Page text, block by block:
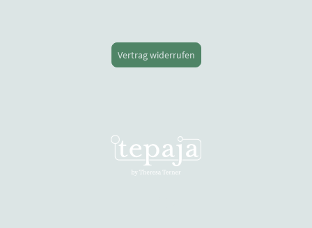
Vertrag widerrufen